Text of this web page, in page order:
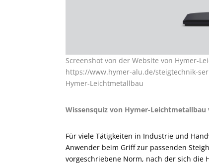
Screenshot von der Website von Hymer-
https://www.hymer-alu.de/steigtechnik-
Hymer-Leichtmetallbau
Wissensquiz von Hymer-
Für viele Tätigkeiten in Industrie und
Anwender beim Griff zur passenden
vorgeschriebene Norm, nach der sich die